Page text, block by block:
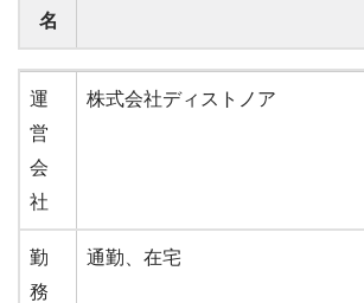
名
事
務
所
名
チャットレディJP
運
営
会
社
株式会社ディストノア
勤
務
通勤、在宅